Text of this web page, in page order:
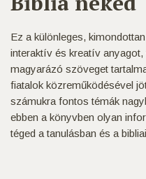
Ez a különleges,
interaktív és kreatív
magyarázó szöveget
fiatalok közreműködésével
számukra fontos témák
ebben a könyvben olyan
téged a tanulásban és a